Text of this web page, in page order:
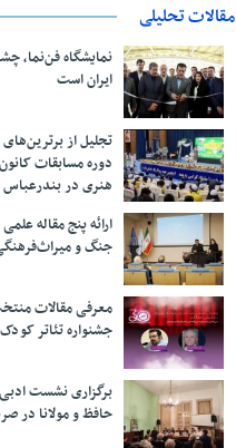
مقالات تحلیلی
نمایشگاه فن‌نما،
ایران است
تجلیل از
دوره مسابقات
هنری در بندرعباس
ارائه پنج مقاله
جنگ و
معرفی مقالات
جشنواره تئاتر
برگزاری نشست
حافظ و مولانا در